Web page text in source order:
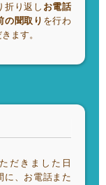
折り返し お電話
の聞取り を行わ
ます。
だきました日
に、お電話また